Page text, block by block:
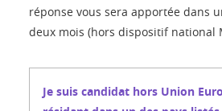
réponse vous sera apportée dans
deux mois (hors dispositif national
Je suis candidat hors Union